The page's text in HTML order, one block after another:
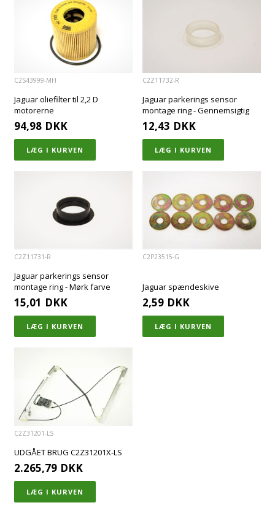
C2S43999-MH
Jaguar oliefilter til 2,2 D
motorerne
94,98 DKK
C2Z11732-R
Jaguar parkerings sensor
montage ring - Gennemsigtig
12,43 DKK
C2Z11731-R
Jaguar parkerings sensor
montage ring - Mørk farve
15,01 DKK
C2P23515-G
Jaguar spændeskive
2,59 DKK
C2Z31201-LS
UDGÅET BRUG C2Z31201X-LS
2.265,79 DKK